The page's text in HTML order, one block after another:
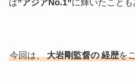
は”アジアNo.1”に輝いたことも
今回は、 大岩剛監督の 経歴を